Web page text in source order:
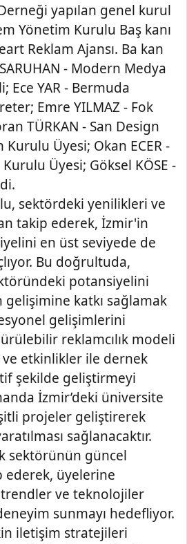
yapılan genel kurul
Yönetim Kurulu Baş kanı
Reklam Ajansı. Ba kan
- Modern Medya
Ece YAR - Bermuda
Emre YILMAZ - Fok
TÜRKAN - San Design
Üyesi; Okan ECER -
Üyesi; Göksel KÖSE -
sektördeki yenilikleri ve
takip ederek, İzmir'in
en üst seviyede de
Bu doğrultuda,
potansiyelini
katkı sağlamak
gelişimlerini
reklamcılık modeli
etkinlikler ile dernek
şekilde geliştirmeyi
İzmir’deki üniversite
projeler geliştirerek
sağlanacaktır.
sektörünün güncel
üyelerine
ve teknolojiler
sunmayı hedefliyor.
iletişim stratejileri